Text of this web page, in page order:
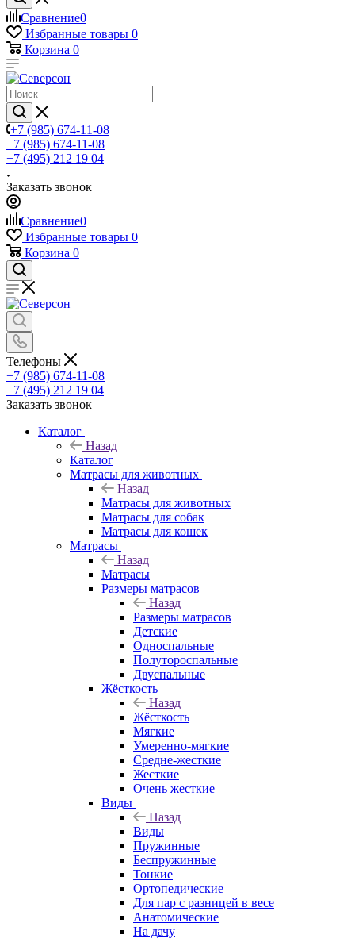
Сравнение0
Избранные товары 0
Корзина 0
+7 (985) 674-11-08
+7 (985) 674-11-08
+7 (495) 212 19 04
Заказать звонок
Сравнение0
Избранные товары 0
Корзина 0
Телефоны
+7 (985) 674-11-08
+7 (495) 212 19 04
Заказать звонок
Каталог
Назад
Каталог
Матрасы для животных
Назад
Матрасы для животных
Матрасы для собак
Матрасы для кошек
Матрасы
Назад
Матрасы
Размеры матрасов
Назад
Размеры матрасов
Детские
Односпальные
Полутороспальные
Двуспальные
Жёсткость
Назад
Жёсткость
Мягкие
Умеренно-мягкие
Средне-жесткие
Жесткие
Очень жесткие
Виды
Назад
Виды
Пружинные
Беспружинные
Тонкие
Ортопедические
Для пар с разницей в весе
Анатомические
На дачу